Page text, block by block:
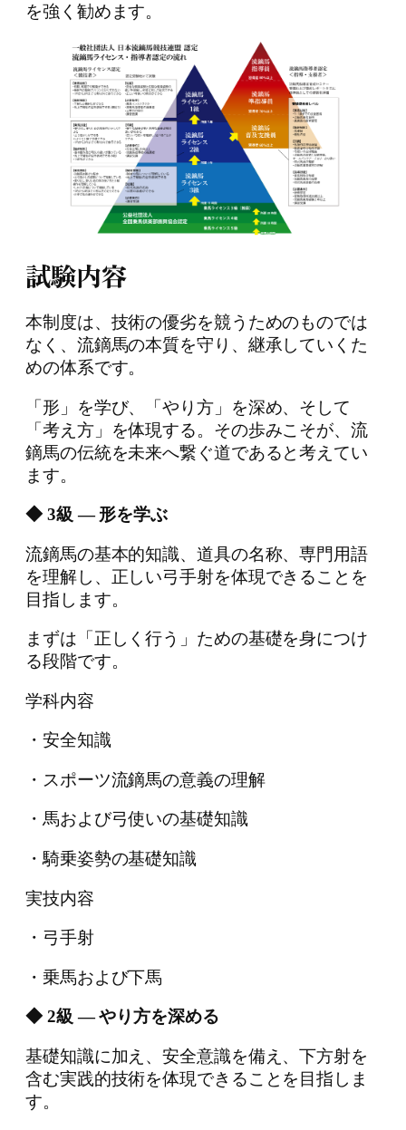
を強く勧めます。
試験内容
本制度は、技術の優劣を競うためのものでは
なく、流鏑馬の本質を守り、継承していくた
めの体系です。
「形」を学び、「やり方」を深め、そして
「考え方」を体現する。その歩みこそが、流
鏑馬の伝統を未来へ繋ぐ道であると考えてい
ます。
◆ 3級 ― 形を学ぶ
流鏑馬の基本的知識、道具の名称、専門用語
を理解し、正しい弓手射を体現できることを
目指します。
まずは「正しく行う」ための基礎を身につけ
る段階です。
学科内容
・安全知識
・スポーツ流鏑馬の意義の理解
・馬および弓使いの基礎知識
・騎乗姿勢の基礎知識
実技内容
・弓手射
・乗馬および下馬
◆ 2級 ― やり方を深める
基礎知識に加え、安全意識を備え、下方射を
含む実践的技術を体現できることを目指しま
す。